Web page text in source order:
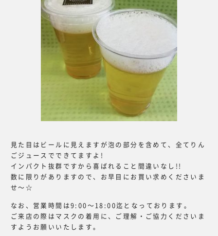
見た目はビールに見えますが泡の部分を含めて、全てりん
ごジュースでできてますよ!
インパクト抜群ですから喜ばれること間違いなし!!
数に限りがありますので、お早目にお買い求めくださいま
せ〜☆
なお、営業時間は9:00〜18:00迄となっております。
ご来店の際はマスクの着用に、ご理解・ご協力くださいま
すようお願いいたします。